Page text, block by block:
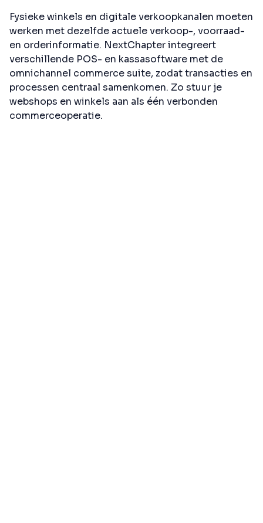
Fysieke winkels en digitale verkoopkanalen moeten
werken met dezelfde actuele verkoop-, voorraad-
en orderinformatie. NextChapter integreert
verschillende POS- en kassasoftware met de
omnichannel commerce suite, zodat transacties en
processen centraal samenkomen. Zo stuur je
webshops en winkels aan als één verbonden
commerceoperatie.